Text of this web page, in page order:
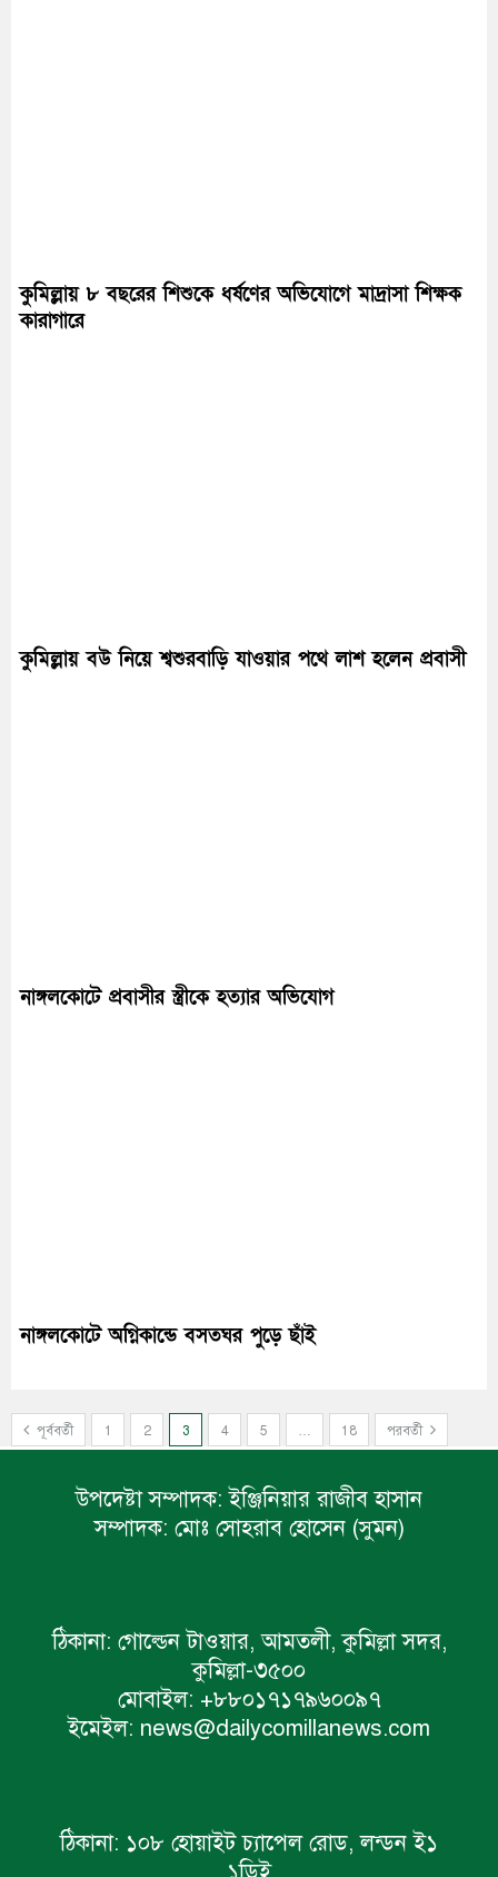
কুমিল্লায় ৮ বছরের শিশুকে ধর্ষণের অভিযোগে মাদ্রাসা শিক্ষক
কারাগারে
কুমিল্লায় বউ নিয়ে শ্বশুরবাড়ি যাওয়ার পথে লাশ হলেন প্রবাসী
নাঙ্গলকোটে প্রবাসীর স্ত্রীকে হত্যার অভিযোগ
নাঙ্গলকোটে অগ্নিকান্ডে বসতঘর পুড়ে ছাঁই
পূর্ববর্তী 1 2 3 4 5 18 পরবর্তী
উপদেষ্টা সম্পাদক: ইঞ্জিনিয়ার রাজীব হাসান
সম্পাদক: মোঃ সোহরাব হোসেন (সুমন)
ঠিকানা: গোল্ডেন টাওয়ার, আমতলী, কুমিল্লা সদর,
কুমিল্লা-৩৫০০
মোবাইল: +৮৮০১৭১৭৯৬০০৯৭
ইমেইল: news@dailycomillanews.com
ঠিকানা: ১০৮ হোয়াইট চ্যাপেল রোড, লন্ডন ই১